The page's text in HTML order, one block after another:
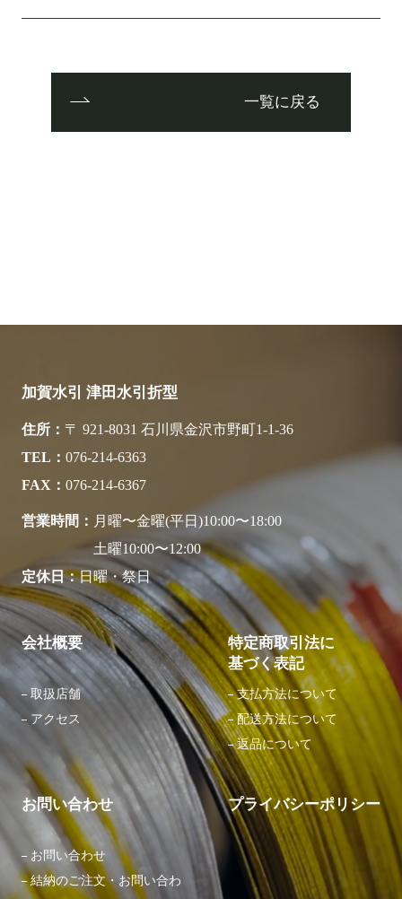
一覧に戻る
加賀水引 津田水引折型
住所
〒 921-8031 石川県金沢市野町1-1-36
TEL
076-214-6363
FAX
076-214-6367
営業時間
月曜〜金曜(平日)10:00〜18:00
土曜10:00〜12:00
定休日
日曜・祭日
会社概要
取扱店舗
アクセス
特定商取引法に
基づく表記
支払方法について
配送方法について
返品について
お問い合わせ
お問い合わせ
結納のご注文・お問い合わ
プライバシーポリシー